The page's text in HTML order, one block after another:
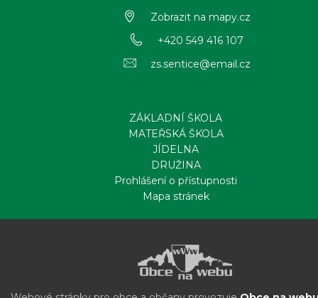
Zobrazit na mapy.cz
+420 549 416 107
zs.sentice@email.cz
ZÁKLADNÍ ŠKOLA
MATEŘSKÁ ŠKOLA
JÍDELNA
DRUŽINA
Prohlášení o přístupnosti
Mapa stránek